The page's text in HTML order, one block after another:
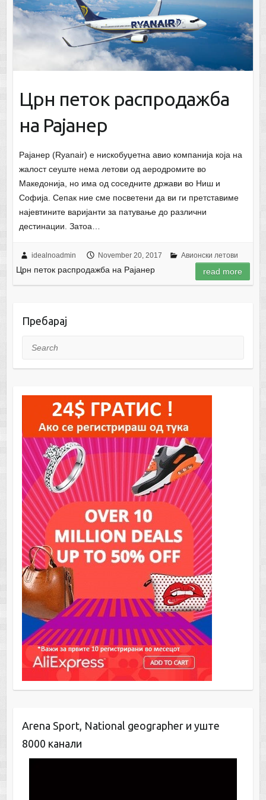
Црн петок распродажба
на Рајанер
Рајанер (Ryanair) е нискобуџетна авио компанија која на
жалост сеуште нема летови од аеродромите во
Македонија, но има од соседните држави во Ниш и
Софија. Сепак ние сме посветени да ви ги претставиме
најевтините варијанти за патување до различни
дестинации. Затоа…
idealnoadmin November 20, 2017 Авионски летови
Црн петок распродажба на Рајанер read more
Пребарај
Search
Arena Sport, National geographer и уште
8000 канали